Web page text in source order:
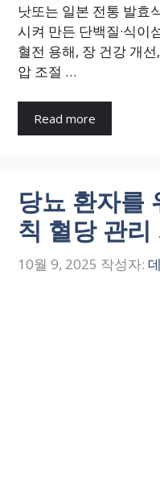
낫또는 일본 전통 발효
시켜 만든 단백질·식이
혈전 용해, 장 건강 개
압 조절 …
Read more
당뇨 환자를
칙 혈당 관리
10월 9, 2025 작성자: